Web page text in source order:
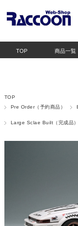
TOP 商品一覧
TOP
Pre Order（予約商品）
Large Sclae Built（完成品）